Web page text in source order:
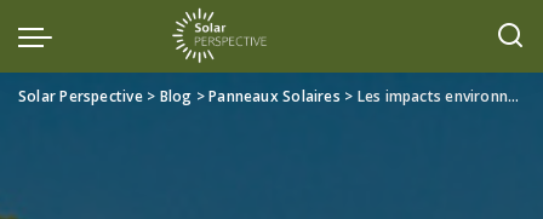
Solar Perspective> Blog >Panneaux Solaires > Les impacts environnementaux des panneaux solaires et comment les minimiser